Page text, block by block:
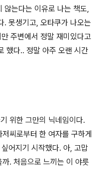
않는다는 이유로 나는 책도,
. 못생기고, 오타쿠가 나오는
주변에서 정말 재미있다고
했다.. 정말 아주 오랜 시간
위한 그만의 닉네임이다.
씨로부터 한 여자를 구하게
어지기 시작했다. 아, 고맙
. 처음으로 느끼는 이 야릇